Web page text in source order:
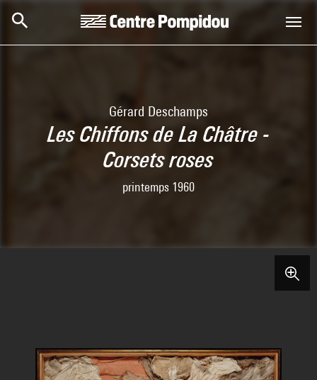
Gérard Deschamps
Les Chiffons de La Châtre -
Corsets roses
printemps 1960